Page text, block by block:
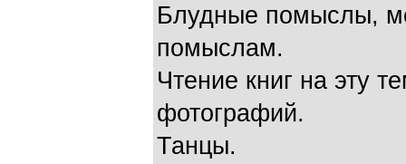
Блудные помыслы,
помыслам.
Чтение книг на эту
фотографий.
Танцы.